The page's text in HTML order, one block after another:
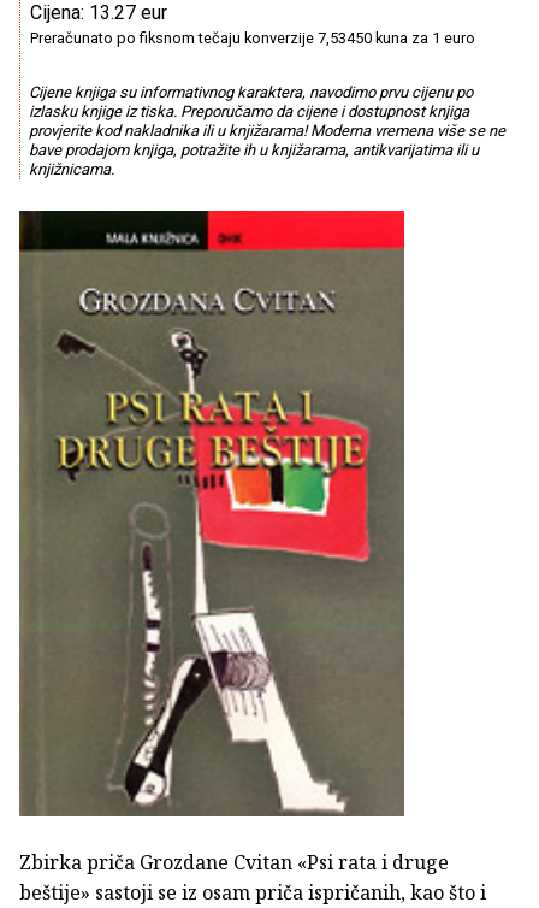
Cijena: 13.27 eur
Preračunato po fiksnom tečaju konverzije 7,53450 kuna za 1 euro
Cijene knjiga su informativnog karaktera, navodimo prvu cijenu po
izlasku knjige iz tiska. Preporučamo da cijene i dostupnost knjiga
provjerite kod nakladnika ili u knjižarama! Moderna vremena više se ne
bave prodajom knjiga, potražite ih u knjižarama, antikvarijatima ili u
knjižnicama.
Zbirka priča Grozdane Cvitan «Psi rata i druge
beštije» sastoji se iz osam priča ispričanih, kao što i